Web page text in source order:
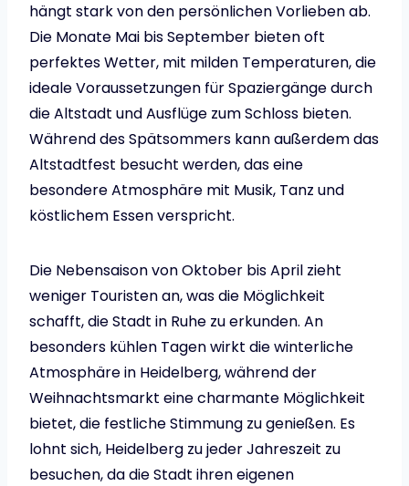
hängt stark von den persönlichen Vorlieben ab.
Die Monate Mai bis September bieten oft
perfektes Wetter, mit milden Temperaturen, die
ideale Voraussetzungen für Spaziergänge durch
die Altstadt und Ausflüge zum Schloss bieten.
Während des Spätsommers kann außerdem das
Altstadtfest besucht werden, das eine
besondere Atmosphäre mit Musik, Tanz und
köstlichem Essen verspricht.
Die Nebensaison von Oktober bis April zieht
weniger Touristen an, was die Möglichkeit
schafft, die Stadt in Ruhe zu erkunden. An
besonders kühlen Tagen wirkt die winterliche
Atmosphäre in Heidelberg, während der
Weihnachtsmarkt eine charmante Möglichkeit
bietet, die festliche Stimmung zu genießen. Es
lohnt sich, Heidelberg zu jeder Jahreszeit zu
besuchen, da die Stadt ihren eigenen